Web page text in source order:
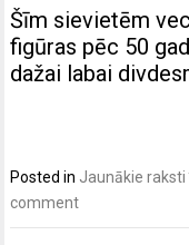
Šīm sievietēm
figūras pēc 50
dažai labai
Posted in Jaunākie raksti
comment